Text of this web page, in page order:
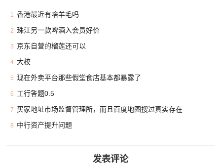
1 香港最近有啥羊毛吗
2 珠江另一款啤酒入会员好价
3 京东自营的榴莲还可以
4 大校
5 现在外卖平台那些假堂食店基本都暴露了
6 工行答题0.5
7 买家地址市场监督管理所，而且百度地图搜过真实存在
8 中行资产提升问题
发表评论